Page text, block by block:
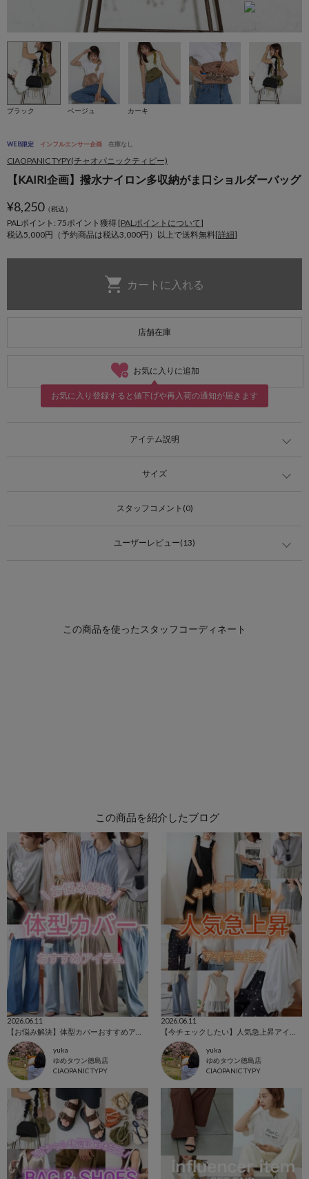
ブラック ベージュ カーキ
WEB限定 インフルエンサー企画 在庫なし
CIAOPANIC TYPY(チャオパニックティピー)
【KAIRI企画】撥水ナイロン多収納がま口ショルダーバッグ
¥8,250（税込）
PALポイント: 75ポイント獲得 [PALポイントについて]
税込5,000円（予約商品は税込3,000円）以上で送料無料[詳細]
店舗在庫
お気に入りに追加
お気に入り登録すると値下げや再入荷の通知が届きます
アイテム説明
サイズ
スタッフコメント(0)
ユーザーレビュー(13)
この商品を紹介したブログ
2026.06.11
yuka
ゆめタウン徳島店
CIAOPANIC TYPY
2026.06.11
yuka
ゆめタウン徳島店
CIAOPANIC TYPY